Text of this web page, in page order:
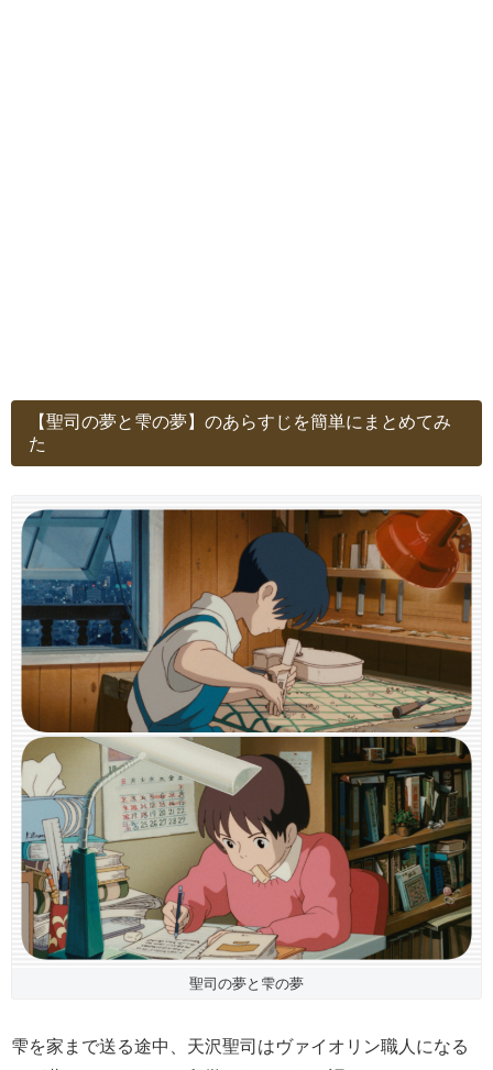
【聖司の夢と雫の夢】のあらすじを簡単にまとめてみ
た
聖司の夢と雫の夢
雫を家まで送る途中、天沢聖司はヴァイオリン職人になる